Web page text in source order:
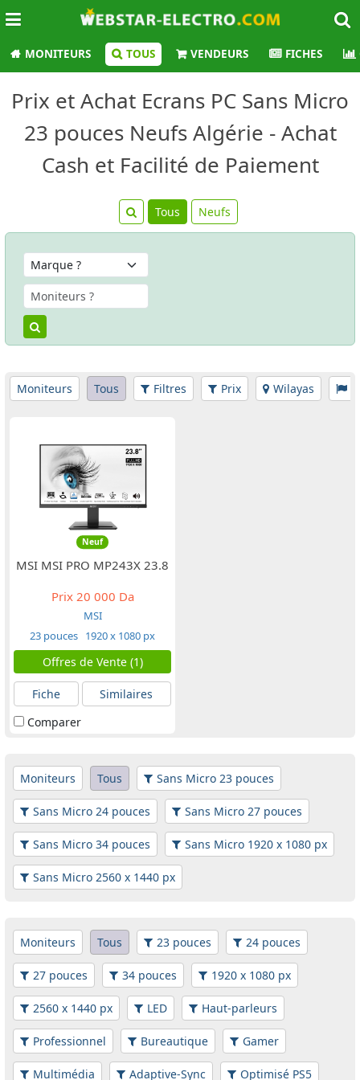
MONITEURS TOUS VENDEURS FICHES
Prix et Achat Ecrans PC Sans Micro
23 pouces Neufs Algérie - Achat
Cash et Facilité de Paiement
Tous Neufs
Moniteurs Tous Filtres Prix Wilayas
Neuf
MSI MSI PRO MP243X 23.8
Prix20 000 Da
MSI
23 pouces 1920 x 1080 px
Offres de Vente (1)
Fiche
Similaires
Comparer
Moniteurs Tous Sans Micro 23 pouces
Sans Micro 24 pouces Sans Micro 27 pouces
Sans Micro 34 pouces Sans Micro 1920 x 1080 px
Sans Micro 2560 x 1440 px
Moniteurs Tous 23 pouces 24 pouces
27 pouces 34 pouces 1920 x 1080 px
2560 x 1440 px LED Haut-parleurs
Professionnel Bureautique Gamer
Multimédia Adaptive-Sync Optimisé PS5